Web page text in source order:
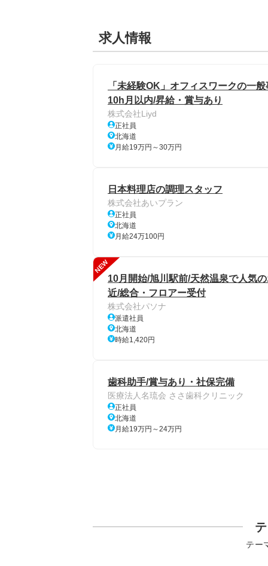
求人情報
「未経験OK」オフィスワークの一
10h月以内/昇給・賞与あり
株式会社Liyd
正社員
北海道
月給19万円～30万円
日本料理店の調理スタッフ
株式会社あいプラン
正社員
北海道
月給24万100円
NEW
10月開始/旭川駅前/天然温泉で人気
近/総合・フロアー受付
株式会社パソナ
派遣社員
北海道
時給1,420円
歯科助手/賞与あり・社保完備
医療法人名琉会 ささ歯科クリニック
正社員
北海道
月給19万円～24万円
テー